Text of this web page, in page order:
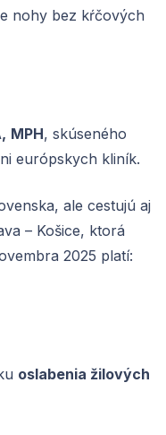
nohy bez kŕčových
MPH, skúseného
európskych kliník.
ale cestujú aj
– Košice, ktorá
2025 platí:
oslabenia žilových